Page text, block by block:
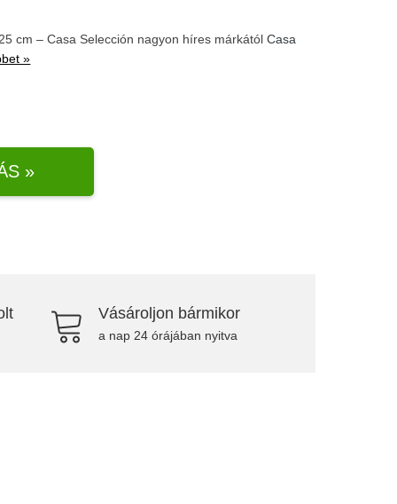
cm – Casa Selección nagyon híres márkátólCasa
»
»
Vásároljon bármikor
a nap 24 órájában nyitva